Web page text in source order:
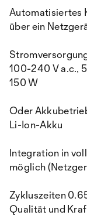
Automatisiertes
über ein
100-240 V a.c.,
150 W
Oder
Li-Ion-Akku
Integration in
möglich
Zykluszeiten
Qualität und